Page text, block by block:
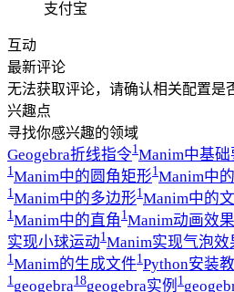
支付宝
互动
最新评论
无法获取评论，请确认相关配置是
兴趣点
寻找你感兴趣的领域
Geogebra折线指令1Manim中基础
1Manim中的圆角矩形1Manim中
1Manim中的多边形1Manim中的
1Manim中的直角 1Manim动画效果
实现小球运动1Manim实现气泡效
1Manim的生成文件1Python安装
1geogebra18geogebra实例 1